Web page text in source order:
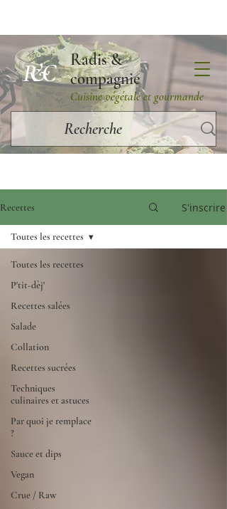
R&C
Radis &
compagnie
Cuisine végétale et gourmande
Recettes S'inscrire
Toutes les recettes
P'tit-dèj'
Recettes salées
Salade
Collation
Recettes sucrées
Techniques
culinaires et astuces
Par quoi je remplace
?
Sauce et dips
Vegan
Crue / Raw
Toutes les recettes